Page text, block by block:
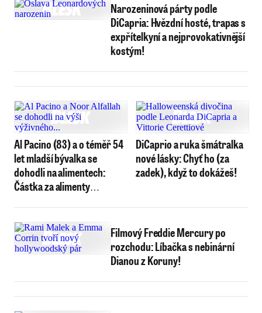
Narozeninová párty podle
DiCapria: Hvězdní hosté, trapas s
expřítelkyní a nejprovokativnější
kostým!
Al Pacino (83) a o téměř 54
let mladší bývalka se
dohodli na alimentech:
Částka za alimenty
DiCaprio a ruka šmátralka
nové lásky: Chyť ho (za
zadek), když to dokážeš!
Filmový Freddie Mercury po
rozchodu: Líbačka s nebinární
Dianou z Koruny!